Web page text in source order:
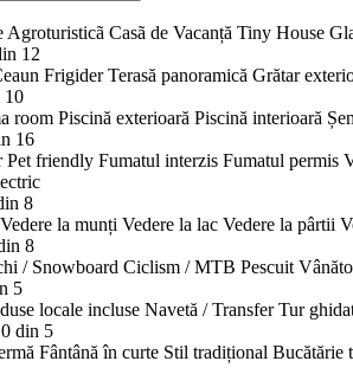
Agroturisticã Casã de Vacanță Tiny House
12
Frigider Terasă panoramică Grătar
10
room Piscină exterioară Piscină interioară
16
Pet friendly Fumatul interzis Fumatul permis
8
Vedere la munți Vedere la lac Vedere la pârtii
8
/ Snowboard Ciclism / MTB Pescuit
5
locale incluse Navetă / Transfer Tur
0 din 5
Fântână în curte Stil tradițional Bucătărie